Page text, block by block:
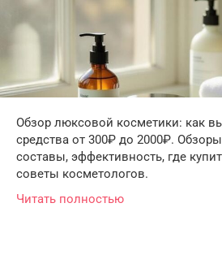
Обзор люксовой косметики: как
средства от 300₽ до 2000₽.
составы, эффективность, где
советы косметологов.
Читать полностью